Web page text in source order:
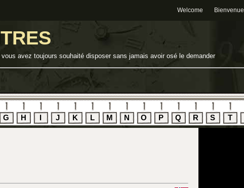
Bienvenue
Welcome
vous avez toujours souhaité disposer sans jamais avoir osé le demander
G H I J K L M N O P Q R S T